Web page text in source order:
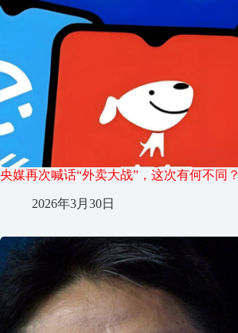
央媒再次喊话“外卖大战”，这次有何不同？
2026年3月30日